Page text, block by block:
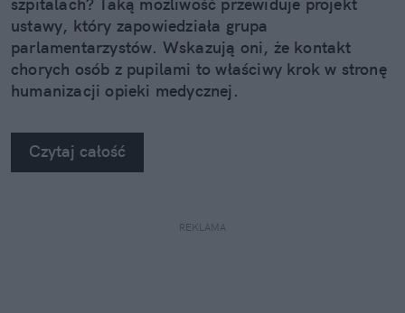
ustawy, który zapowiedziała grupa
parlamentarzystów. Wskazują oni, że kontakt
chorych osób z pupilami to właściwy krok w stronę
humanizacji opieki medycznej.
Czytaj całość
REKLAMA